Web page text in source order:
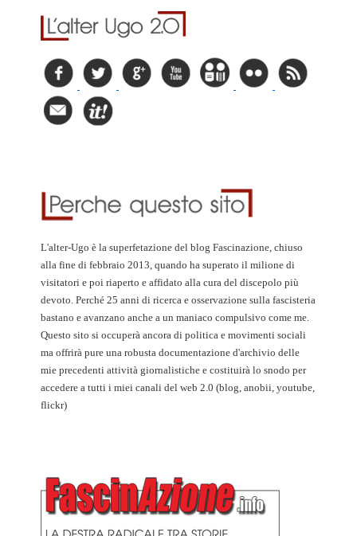
L'alter-Ugo è la superfetazione del blog Fascinazione, chiuso
alla fine di febbraio 2013, quando ha superato il milione di
visitatori e poi riaperto e affidato alla cura del discepolo più
devoto. Perché 25 anni di ricerca e osservazione sulla fascisteria
bastano e avanzano anche a un maniaco compulsivo come me.
Questo sito si occuperà ancora di politica e movimenti sociali
ma offrirà pure una robusta documentazione d'archivio delle
mie precedenti attività giornalistiche e costituirà lo snodo per
accedere a tutti i miei canali del web 2.0 (blog, anobii, youtube,
flickr)